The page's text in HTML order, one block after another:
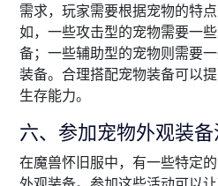
需求，玩家需要根据宠物的特
如，一些攻击型的宠物需要一
备；一些辅助型的宠物则需要
装备。合理搭配宠物装备可以
生存能力。
六、参加宠物外观装
在魔兽怀旧服中，有一些特定